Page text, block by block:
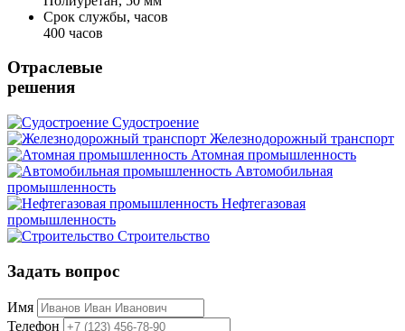
Срок службы, часов
400 часов
Отраслевые
решения
Судостроение
Железнодорожный транспорт
Атомная промышленность
Автомобильная
промышленность
Нефтегазовая
промышленность
Строительство
Задать вопрос
Имя
Телефон